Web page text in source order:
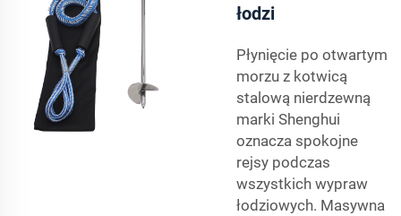
łodzi
Płynięcie po otwartym
morzu z kotwicą
stalową nierdzewną
marki Shenghui
oznacza spokojne
rejsy podczas
wszystkich wypraw
łodziowych. Masywna